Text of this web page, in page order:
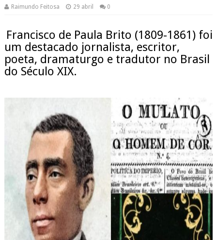
Raimundo Feitosa 29 abril 0
Francisco de Paula Brito (1809-1861) foi
um destacado jornalista, escritor,
poeta, dramaturgo e tradutor no Brasil
do Século XIX.